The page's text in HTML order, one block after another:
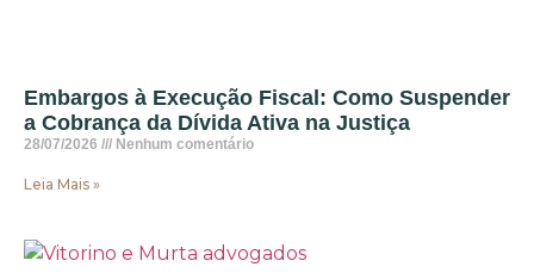
Embargos à Execução Fiscal: Como Suspender
a Cobrança da Dívida Ativa na Justiça
28/07/2026 Nenhum comentário
Leia Mais »